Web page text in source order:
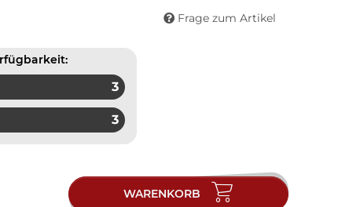
Frage zum Artikel
3
3
WARENKORB